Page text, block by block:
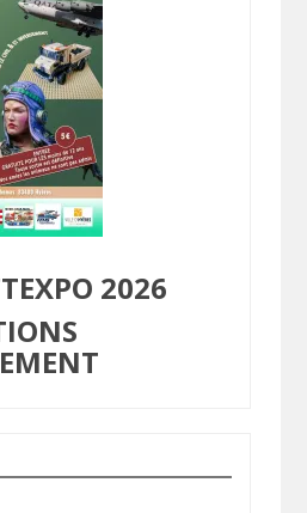
2026